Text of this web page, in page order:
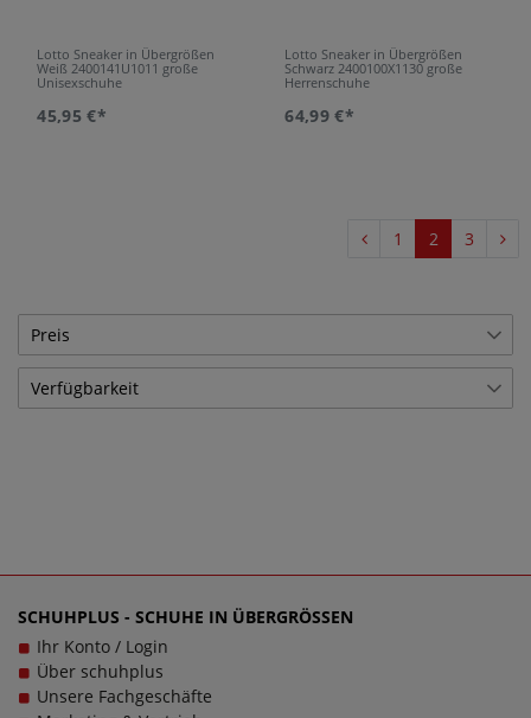
Lotto Sneaker in Übergrößen
Weiß 2400141U1011 große
Unisexschuhe
45,95 €*
Lotto Sneaker in Übergrößen
Schwarz 2400100X1130 große
Herrenschuhe
64,99 €*
1 2 3
Preis
€ ― €
Verfügbarkeit
SCHUHPLUS - SCHUHE IN ÜBERGRÖSSEN
Ihr Konto / Login
Über schuhplus
Unsere Fachgeschäfte